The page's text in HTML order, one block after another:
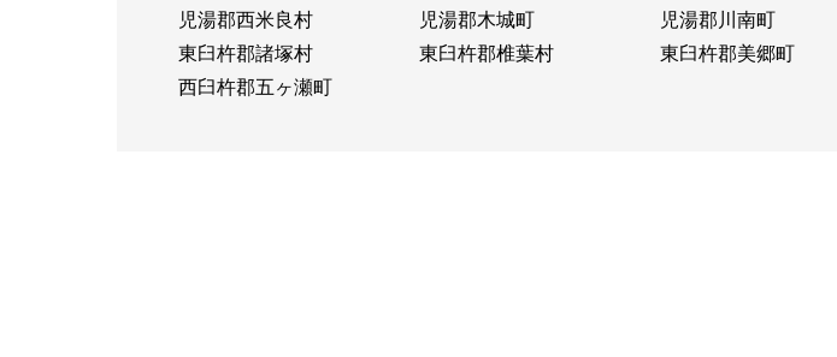
児湯郡西米良村
児湯郡木城町 児湯郡川南町
東臼杵郡諸塚村
東臼杵郡椎葉村 東臼杵郡美郷町
西臼杵郡五ヶ瀬町